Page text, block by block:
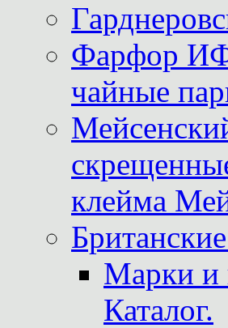
Фарфор
чайные
клейма
Марки и
Каталог.